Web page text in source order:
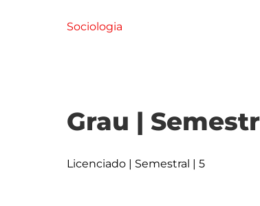
Sociologia
Grau |
Licenciado | Semestral | 5